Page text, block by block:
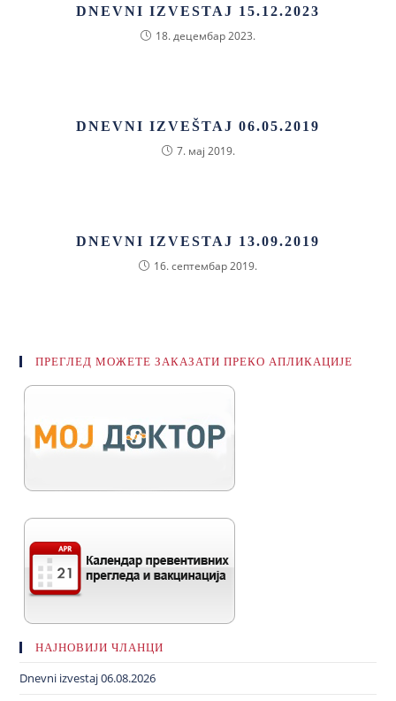
DNEVNI IZVESTAJ 15.12.2023
18. децембар 2023.
DNEVNI IZVEŠTAJ 06.05.2019
7. мај 2019.
DNEVNI IZVESTAJ 13.09.2019
16. септембар 2019.
ПРЕГЛЕД МОЖЕТЕ ЗАКАЗАТИ ПРЕКО АПЛИКАЦИЈЕ
НАЈНОВИЈИ ЧЛАНЦИ
Dnevni izvestaj 06.08.2026